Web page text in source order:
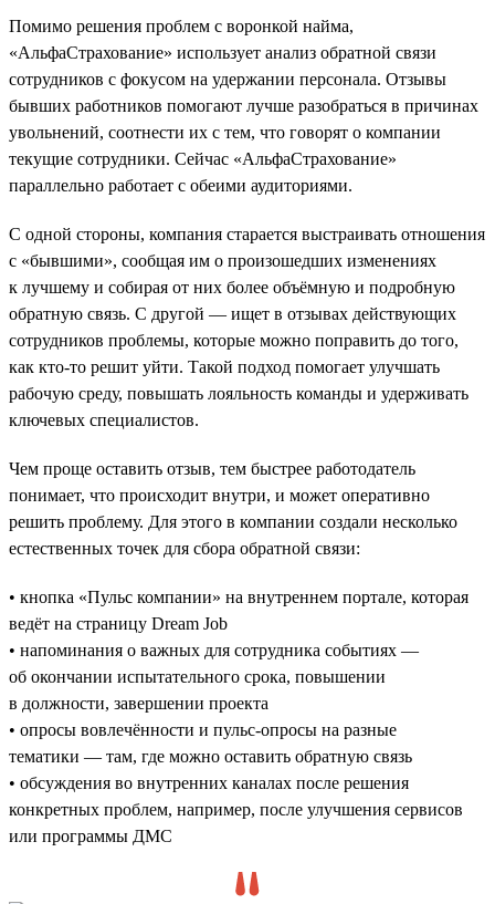
Помимо решения проблем с воронкой найма,
«АльфаСтрахование» использует анализ обратной связи
сотрудников с фокусом на удержании персонала. Отзывы
бывших работников помогают лучше разобраться в причинах
увольнений, соотнести их с тем, что говорят о компании
текущие сотрудники. Сейчас «АльфаСтрахование»
параллельно работает с обеими аудиториями.
С одной стороны, компания старается выстраивать отношения
с «бывшими», сообщая им о произошедших изменениях
к лучшему и собирая от них более объёмную и подробную
обратную связь. С другой — ищет в отзывах действующих
сотрудников проблемы, которые можно поправить до того,
как кто-то решит уйти. Такой подход помогает улучшать
рабочую среду, повышать лояльность команды и удерживать
ключевых специалистов.
Чем проще оставить отзыв, тем быстрее работодатель
понимает, что происходит внутри, и может оперативно
решить проблему. Для этого в компании создали несколько
естественных точек для сбора обратной связи:
• кнопка «Пульс компании» на внутреннем портале, которая
ведёт на страницу Dream Job
• напоминания о важных для сотрудника событиях —
об окончании испытательного срока, повышении
в должности, завершении проекта
• опросы вовлечённости и пульс-опросы на разные
тематики — там, где можно оставить обратную связь
• обсуждения во внутренних каналах после решения
конкретных проблем, например, после улучшения сервисов
или программы ДМС